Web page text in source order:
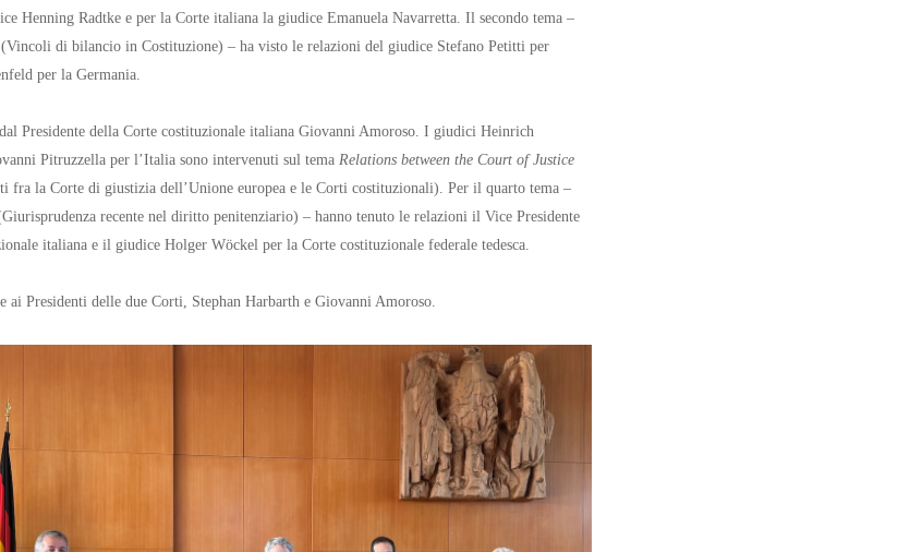
Henning Radtke e per la Corte italiana la giudice Emanuela Navarretta. Il secondo tema –
(Vincoli di bilancio in Costituzione) – ha visto le relazioni del giudice Stefano Petitti per
per la Germania.
dal Presidente della Corte costituzionale italiana Giovanni Amoroso. I giudici Heinrich
Pitruzzella per l’Italia sono intervenuti sul tema Relations between the Court of Justice
fra la Corte di giustizia dell’Unione europea e le Corti costituzionali). Per il quarto tema –
recente nel diritto penitenziario) – hanno tenuto le relazioni il Vice Presidente
italiana e il giudice Holger Wöckel per la Corte costituzionale federale tedesca.
ai Presidenti delle due Corti, Stephan Harbarth e Giovanni Amoroso.